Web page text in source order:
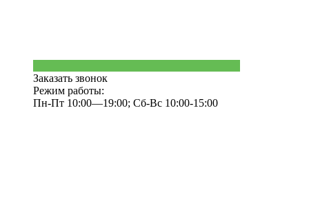
Заказать звонок
Режим работы:
Пн-Пт 10:00—19:00; Сб-Вс 10:00-15:00